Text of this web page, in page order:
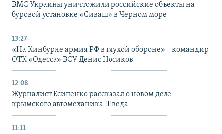
ВМС Украины уничтожили российские объекты на
буровой установке «Сиваш» в Черном море
13:27
«На Кинбурне армия РФ в глухой обороне» – командир
ОТК «Одесса» ВСУ Денис Носиков
12:08
Журналист Есипенко рассказал о новом деле
крымского автомеханика Шведа
11:11